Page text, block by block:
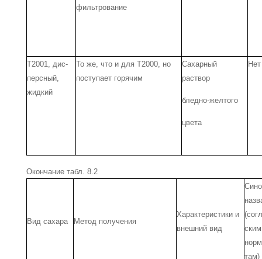
фильтрование
Т2001, дис­
персный,
жид­кий
То же, что и для Т2000, но
поступает горя­чим
Сахарный
раствор
бледно-желтого
цвета
Нет
Окончание табл. 8.2
Вид сахара Метод получения
Характеристики и
внешний вид
ским
там)